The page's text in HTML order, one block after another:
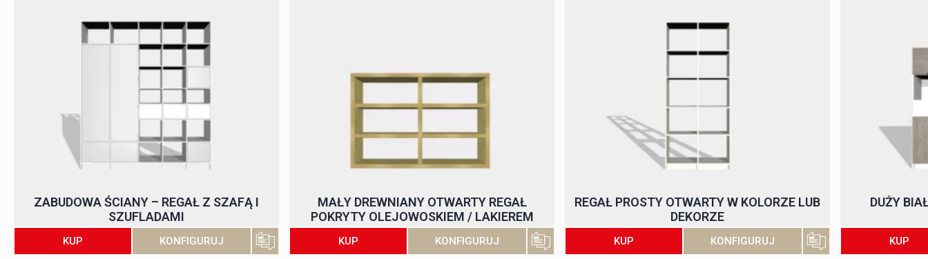
ZABUDOWA ŚCIANY – REGAŁ Z SZAFĄ I
SZUFLADAMI
KUP KONFIGURUJ
MAŁY DREWNIANY OTWARTY REGAŁ
POKRYTY OLEJOWOSKIEM / LAKIEREM
KUP KONFIGURUJ
REGAŁ PROSTY OTWARTY W KOLORZE LUB
DEKORZE
KUP KONFIGURUJ
DUŻY
KUP